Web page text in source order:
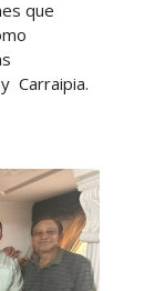
que
Carraipia.